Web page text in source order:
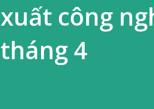
xuất công
tháng 4